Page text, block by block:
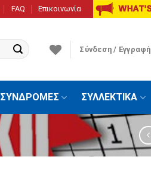
FAQ Επικοινωνία
Σύνδεση / Εγγραφή
ΣΥΝΔΡΟΜΕΣ ΣΥΛΛΕΚΤΙΚΑ